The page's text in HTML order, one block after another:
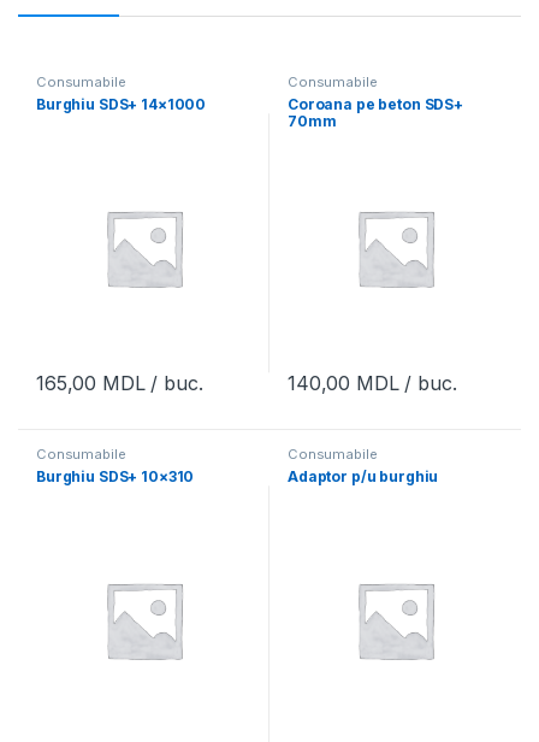
Consumabile
Burghiu SDS+ 14×1000
165,00 MDL/ buc.
Consumabile
Coroana pe beton SDS+
70mm
140,00 MDL/ buc.
Consumabile
Burghiu SDS+ 10×310
Consumabile
Adaptor p/u burghiu